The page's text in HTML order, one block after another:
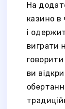
На
казино в
і
виграти
ви